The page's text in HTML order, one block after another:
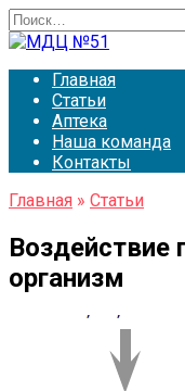
Перейти
к
Search
for:
Главная
Статьи
Аптека
Наша команда
Контакты
Главная » Статьи
Воздействие
организм